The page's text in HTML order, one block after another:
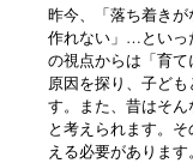
昨今、「落ち着き
作れない」…といっ
の視点からは「育
原因を探り、子ど
す。また、昔はそ
と考えられます。
える必要がありま